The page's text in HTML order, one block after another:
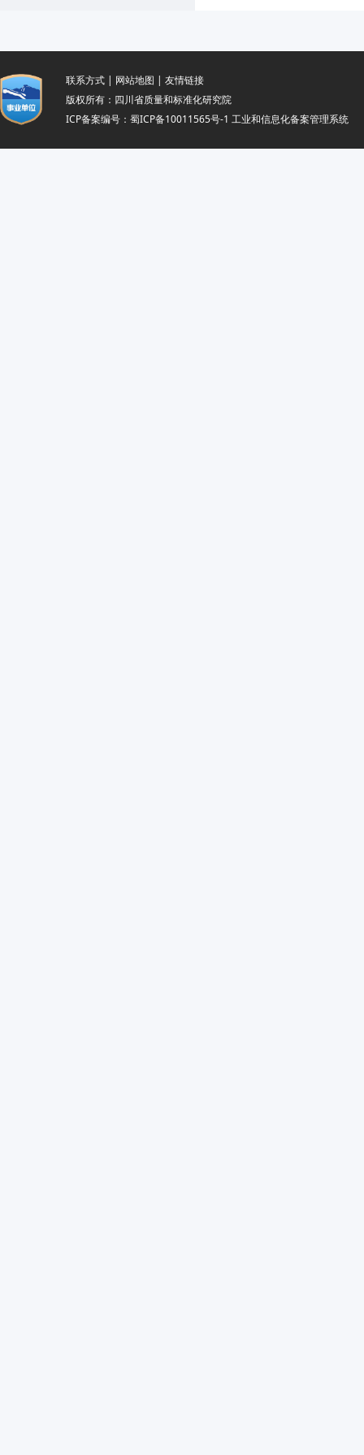
联系方式 | 网站地图 | 友情链接
版权所有：四川省质量和标准化研究院
ICP备案编号： 蜀ICP备10011565号-1 工业和信息化备案管理系统